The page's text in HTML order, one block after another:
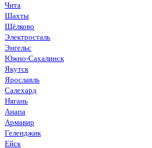
Чита
Шахты
Щёлково
Электросталь
Энгельс
Южно-Сахалинск
Якутск
Ярославль
Салехард
Нягань
Анапа
Армавир
Геленджик
Ейск